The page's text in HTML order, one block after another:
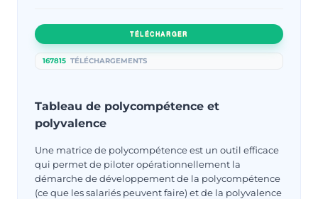
TÉLÉCHARGER
167815 TÉLÉCHARGEMENTS
Tableau de polycompétence et
polyvalence
Une matrice de polycompétence est un outil efficace
qui permet de piloter opérationnellement la
démarche de développement de la polycompétence
(ce que les salariés peuvent faire) et de la polyvalence